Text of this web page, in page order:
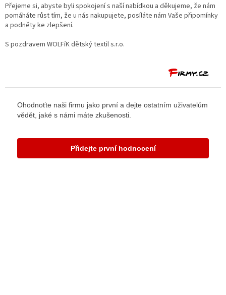
Přejeme si, abyste byli spokojení s naší nabídkou a děkujeme, že nám
pomáháte růst tím, že u nás nakupujete, posíláte nám Vaše připomínky
a podněty ke zlepšení.
S pozdravem WOLFíK dětský textil s.r.o.